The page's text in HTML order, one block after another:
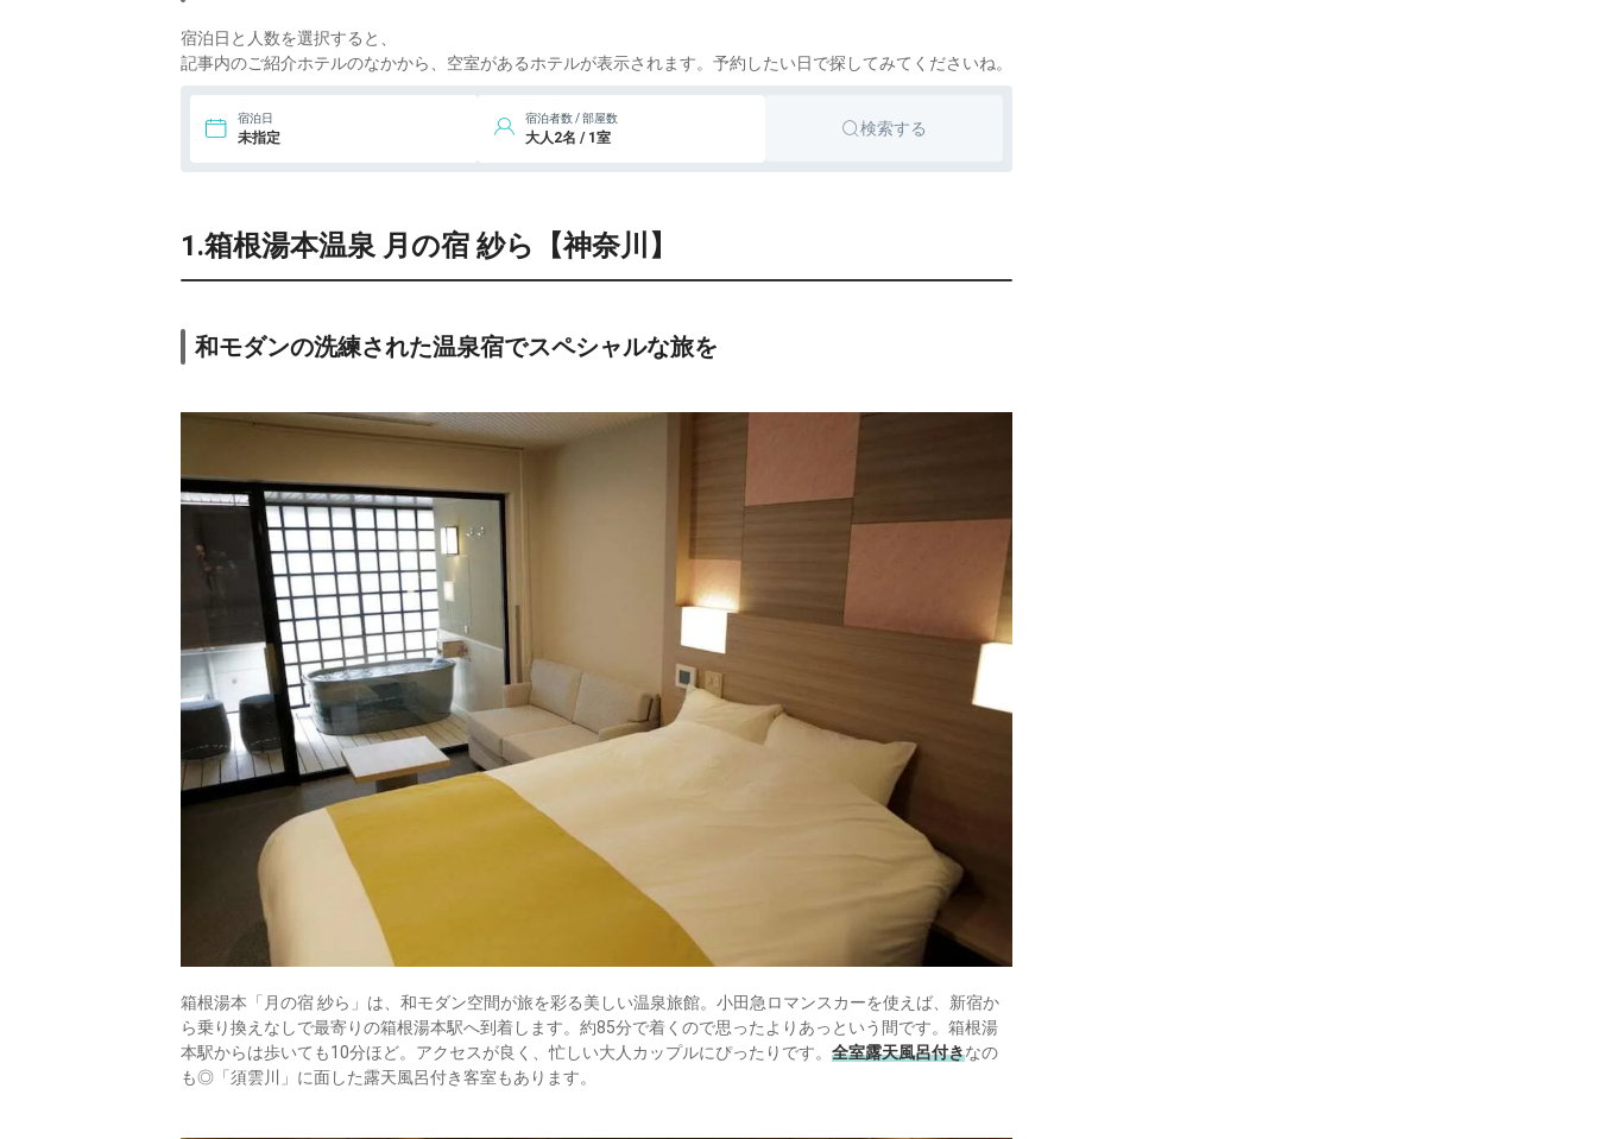
8. 伊豆稲取温泉 食べ
るお宿 浜の湯
icotto 楽天トラベル
9.鬼怒川温泉 あさや
24,882円〜
icotto
25,300円〜
楽天トラベル
鬼怒川、鬼怒川温泉
10.和銅鉱泉 薬師の
10,683円〜 11,000円〜
11.ONSEN
15,660円〜 13,900円〜
を望む宿 富岳群
青
icotto 楽天トラベル
季彩
icotto 楽天トラベル
いなとり荘
別邸 仙寿庵
81,907円〜
ふふ 日光
楽天トラベル
宿泊日と人数を選択すると、
記事内のご紹介ホテルのなかから、空室があるホテルが表示されます。予約したい日で探してみてくださいね。
宿泊日
未指定
宿泊者数 / 部屋数
大人2名 / 1室 検索する
1.箱根湯本温泉 月の宿 紗ら【神奈川】
和モダンの洗練された温泉宿でスペシャルな旅を
箱根湯本「月の宿 紗ら」は、和モダン空間が旅を彩る美しい温泉旅館。小田急ロマンスカーを使えば、新宿か
ら乗り換えなしで最寄りの箱根湯本駅へ到着します。約85分で着くので思ったよりあっという間です。箱根湯
本駅からは歩いても10分ほど。アクセスが良く、忙しい大人カップルにぴったりです。 全室露天風呂付きなの
も◎「須雲川」に面した露天風呂付き客室もあります。